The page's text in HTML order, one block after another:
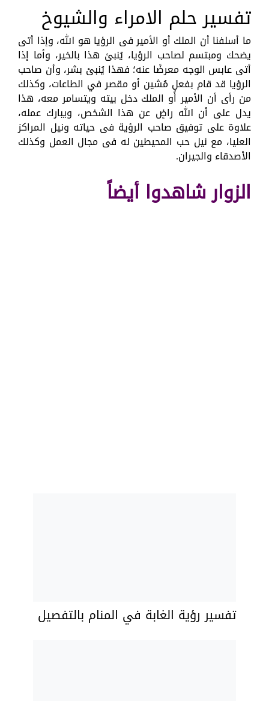
تفسير حلم الامراء والشيوخ
ما أسلفنا أن الملك أو الأمير فى الرؤيا هو الله، وإذا أتى
يضحك ومبتسم لصاحب الرؤيا، يُنبئ هذا بالخير، وأما إذا
أتى عابس الوجه معرضًا عنه؛ فهذا يُنبئ بشر، وأن صاحب
الرؤيا قد قام بفعلٍ مُشين أو مقصر في الطاعات، وكذلك
من رأى أن الأمير أو الملك دخل بيته ويتسامر معه، هذا
يدل على أن الله راضٍ عن هذا الشخص، ويبارك عمله،
علاوة على توفيق صاحب الرؤية فى حياته ونيل المراكز
العليا، مع نيل حب المحيطين له فى مجال العمل وكذلك
الأصدقاء والجيران.
الزوار شاهدوا أيضاً
تفسير رؤية الغابة في المنام بالتفصيل